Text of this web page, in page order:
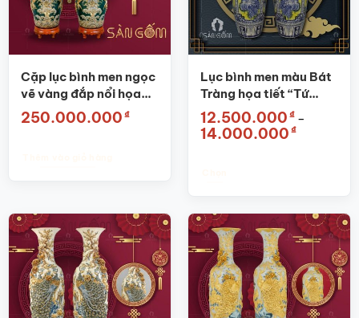
Cặp lục bình men ngọc
vẽ vàng đắp nổi họa
tiết ” Phúc-Lộc-Thọ”
SG-LB08
250.000.000 ₫
Lục bình men màu Bát
Tràng họa tiết “Tứ
cảnh” SG-LB05
12.500.000 ₫ –
14.000.000 ₫Khoảng
này
nhiều
biến
thể.
Các